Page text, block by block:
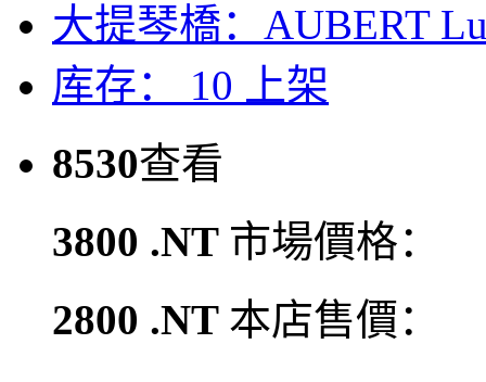
大提琴橋：AUBERT
库存： 10
上架
8530查看
3800 .NT 市場價格：
2800 .NT 本店售價：